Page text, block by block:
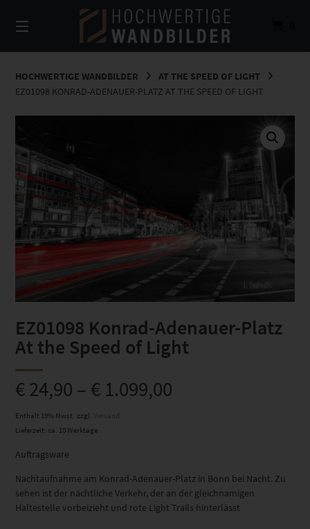
zum
Inhalt
HOCHWERTIGE WANDBILDER
AT THE SPEED OF LIGHT
EZ01098 KONRAD-ADENAUER-PLATZ AT THE SPEED OF LIGHT
EZ01098 Konrad-Adenauer-Platz
At the Speed of Light
€24,90 – € 1.099,00
Enthält 19% Mwst. zzgl.
Versand
Lieferzeit: ca. 10 Werktage
Auftragsware
Nachtaufnahme am Konrad-Adenauer-Platz in Bonn bei Nacht. Zu
sehen ist der nächtliche Verkehr, der an der gleichnamigen
Haltestelle vorbeizieht und rote Light Trails hinterlässt